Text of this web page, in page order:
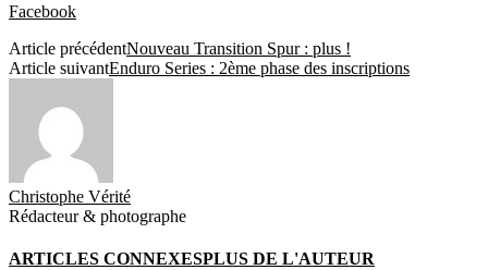
Facebook
Article précédentNouveau Transition Spur : plus !
Article suivantEnduro Series : 2ème phase des inscriptions
Christophe Vérité
Rédacteur & photographe
ARTICLES CONNEXESPLUS DE L'AUTEUR